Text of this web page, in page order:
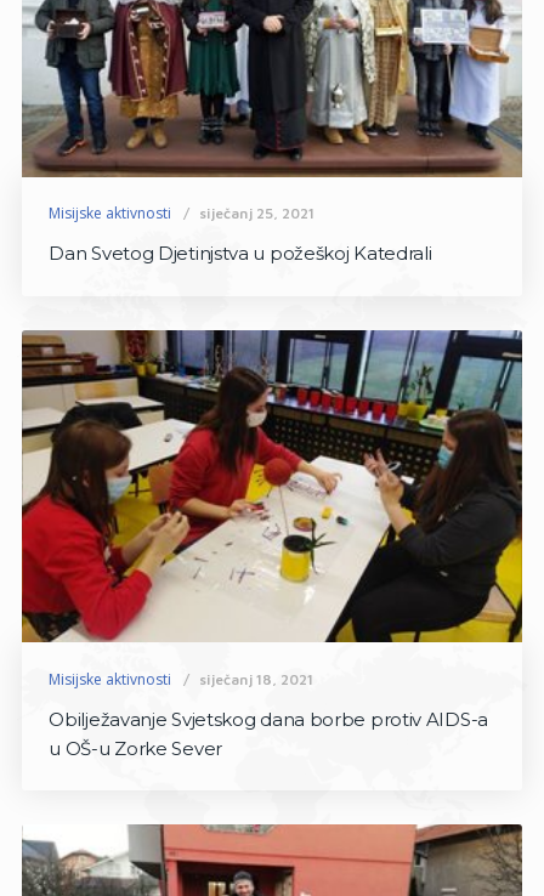
Misijske aktivnosti siječanj 25, 2021
Dan Svetog Djetinjstva u požeškoj Katedrali
Misijske aktivnosti siječanj 18, 2021
Obilježavanje Svjetskog dana borbe protiv AIDS-a
u OŠ-u Zorke Sever